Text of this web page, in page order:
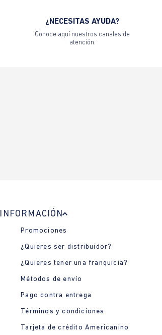
¿NECESITAS AYUDA?
Conoce aquí nuestros canales de
atención.
INFORMACIÓN
Promociones
¿Quieres ser distribuidor?
¿Quieres tener una franquicia?
Métodos de envío
Pago contra entrega
Términos y condiciones
Tarjeta de crédito Americanino